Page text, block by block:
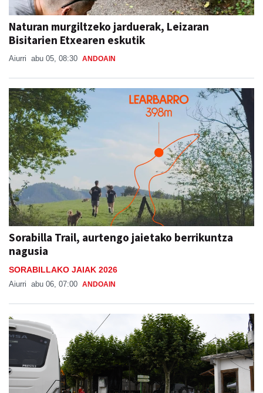
Naturan murgiltzeko jarduerak, Leizaran
Bisitarien Etxearen eskutik
Aiurri abu 05, 08:30 ANDOAIN
Sorabilla Trail, aurtengo jaietako berrikuntza
nagusia
SORABILLAKO JAIAK 2026
Aiurri abu 06, 07:00 ANDOAIN